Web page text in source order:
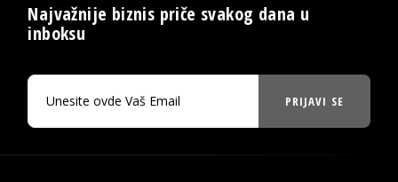
Najvažnije biznis priče svakog dana u
inboksu
PRIJAVI SE